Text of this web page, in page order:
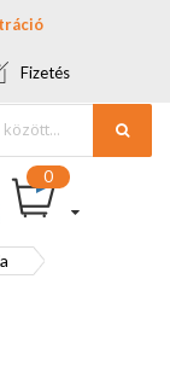
Fizetés